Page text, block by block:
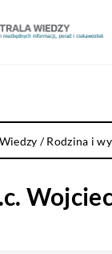
/Rodzina i